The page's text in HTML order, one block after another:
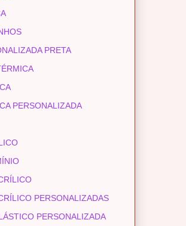
PRETA
PERSONALIZADA
PERSONALIZADAS
PERSONALIZADA